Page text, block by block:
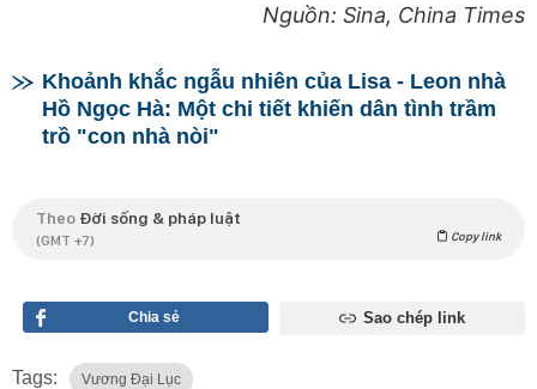
Nguồn: Sina, China Times
Khoảnh khắc ngẫu nhiên của Lisa - Leon nhà
Hồ Ngọc Hà: Một chi tiết khiến dân tình trầm
trồ "con nhà nòi"
Theo Đời sống & pháp luật
(GMT +7) Copy link
Chia sẻ Sao chép link
Tags: Vương Đại Lục